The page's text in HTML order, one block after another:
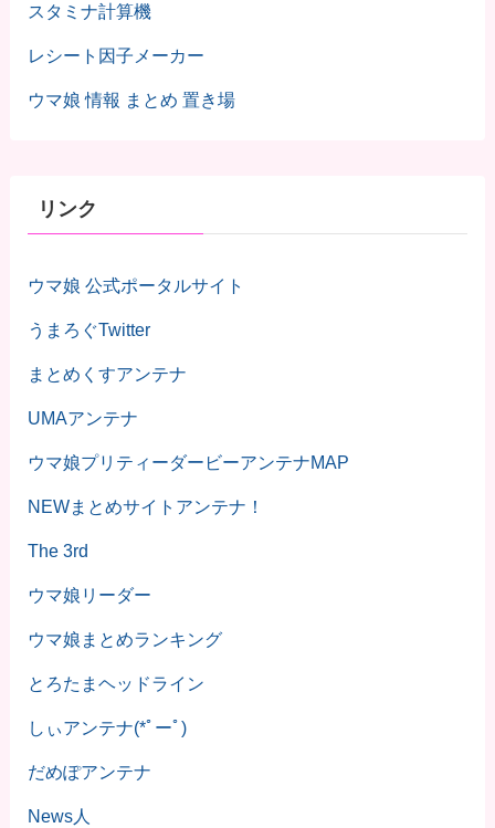
スタミナ計算機
レシート因子メーカー
ウマ娘 情報 まとめ 置き場
リンク
ウマ娘 公式ポータルサイト
うまろぐTwitter
まとめくすアンテナ
UMAアンテナ
ウマ娘プリティーダービーアンテナMAP
NEWまとめサイトアンテナ！
The 3rd
ウマ娘リーダー
ウマ娘まとめランキング
とろたまヘッドライン
しぃアンテナ(*ﾟーﾟ)
だめぽアンテナ
News人